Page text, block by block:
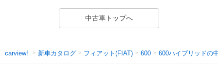
中古車トップへ
carview! 新車カタログ フィアット(FIAT) 600 600ハイブリッドの